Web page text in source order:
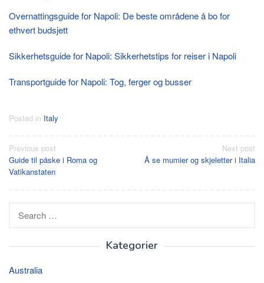
Overnattingsguide for Napoli: De beste områdene å bo for
ethvert budsjett
Sikkerhetsguide for Napoli: Sikkerhetstips for reiser i Napoli
Transportguide for Napoli: Tog, ferger og busser
Posted in Italy
Post
navigation
Previous post
Guide til påske i Roma og
Vatikanstaten
Next post
Å se mumier og skjeletter i Italia
Kategorier
Australia